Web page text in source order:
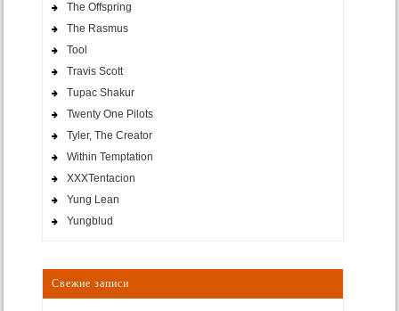
The Offspring
The Rasmus
Tool
Travis Scott
Tupac Shakur
Twenty One Pilots
Tyler, The Creator
Within Temptation
XXXTentacion
Yung Lean
Yungblud
Свежие записи